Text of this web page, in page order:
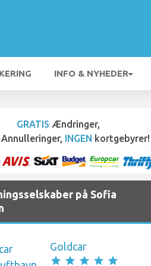
INFO & NYHEDER
GRATIS Ændringer,
Annulleringer, INGEN kortgebyrer!
på Sofia
Goldcar
star star star star star